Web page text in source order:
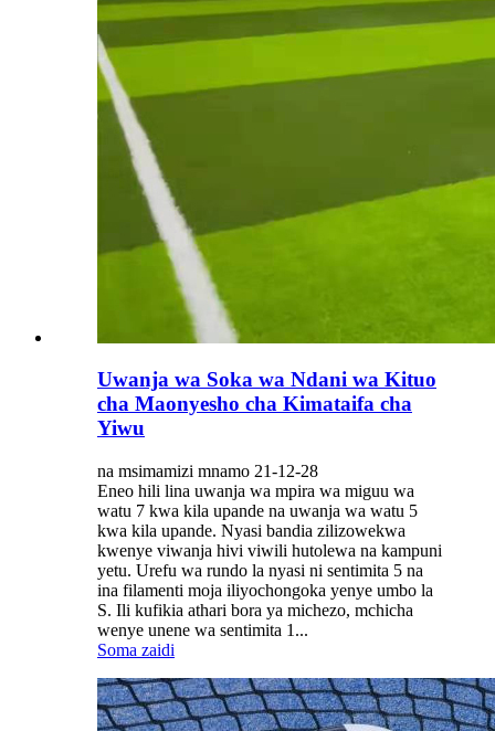
Uwanja wa Soka wa Ndani wa Kituo
cha Maonyesho cha Kimataifa cha
Yiwu
na msimamizi mnamo 21-12-28
Eneo hili lina uwanja wa mpira wa miguu wa
watu 7 kwa kila upande na uwanja wa watu 5
kwa kila upande. Nyasi bandia zilizowekwa
kwenye viwanja hivi viwili hutolewa na kampuni
yetu. Urefu wa rundo la nyasi ni sentimita 5 na
ina filamenti moja iliyochongoka yenye umbo la
S. Ili kufikia athari bora ya michezo, mchicha
wenye unene wa sentimita 1...
Soma zaidi